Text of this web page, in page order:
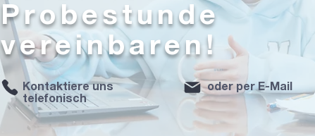
Probestunde
vereinbaren!
Kontaktiere uns
telefonisch
oder per E-Mail